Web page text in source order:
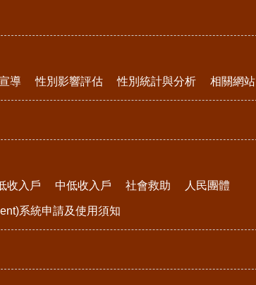
導 性別影響評估 性別統計與分析 相關網站
收入戶 中低收入戶 社會救助 人民團體
系統申請及使用須知